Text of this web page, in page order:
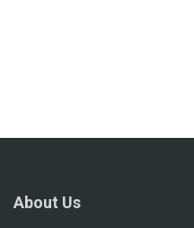
About Us